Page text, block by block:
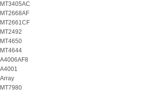
MT3405AC
MT2668AF
MT2661CF
MT2492
MT4650
MT4644
A4006AF8
A4001
Array
MT7980